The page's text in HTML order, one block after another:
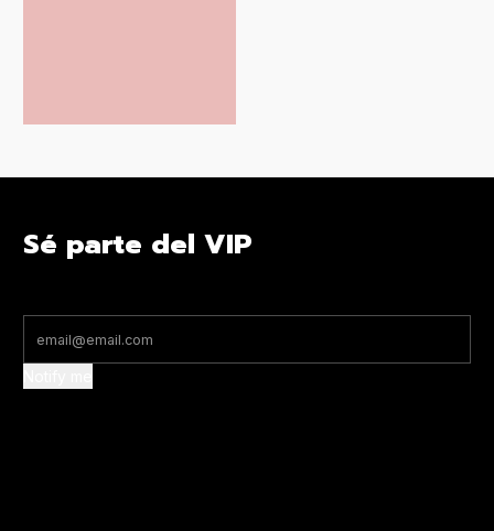
Sé parte del VIP